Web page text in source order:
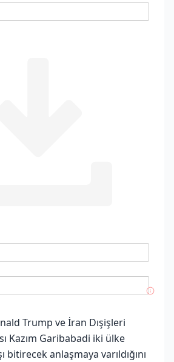
Trump ve İran Dışişleri
Kazım Garibabadi iki ülke
bitirecek anlaşmaya varıldığını